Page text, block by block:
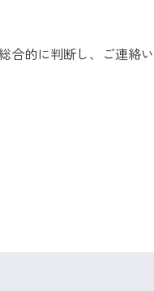
合的に判断し、ご連絡い